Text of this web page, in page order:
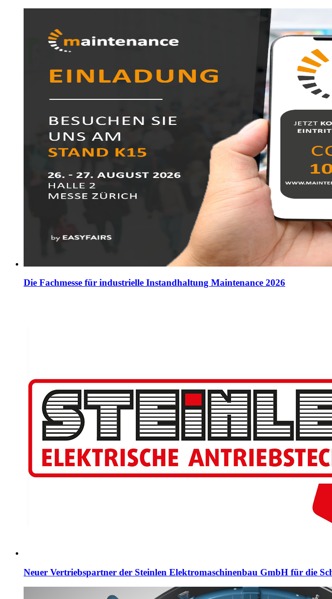
Die Fachmesse für industrielle Instandhaltung Maintenance 2026
Neuer Vertriebspartner der Steinlen Elektromaschinenbau GmbH für die